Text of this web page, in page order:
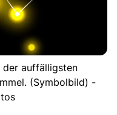
der auffälligsten
(Symbolbild) -